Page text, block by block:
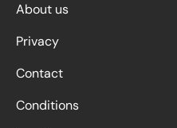
About us
Privacy
Contact
Conditions